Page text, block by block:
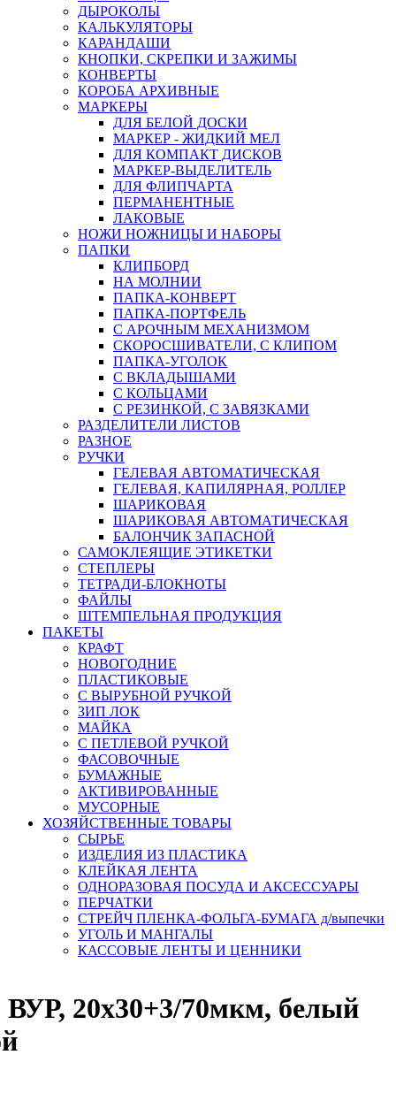
ДЫРОКОЛЫ
КАЛЬКУЛЯТОРЫ
КАРАНДАШИ
КНОПКИ, СКРЕПКИ И ЗАЖИМЫ
КОНВЕРТЫ
КОРОБА АРХИВНЫЕ
МАРКЕРЫ
ДЛЯ БЕЛОЙ ДОСКИ
МАРКЕР - ЖИДКИЙ МЕЛ
ДЛЯ КОМПАКТ ДИСКОВ
МАРКЕР-ВЫДЕЛИТЕЛЬ
ДЛЯ ФЛИПЧАРТА
ПЕРМАНЕНТНЫЕ
ЛАКОВЫЕ
НОЖИ НОЖНИЦЫ И НАБОРЫ
ПАПКИ
КЛИПБОРД
НА МОЛНИИ
ПАПКА-КОНВЕРТ
ПАПКА-ПОРТФЕЛЬ
С АРОЧНЫМ МЕХАНИЗМОМ
СКОРОСШИВАТЕЛИ, С КЛИПОМ
ПАПКА-УГОЛОК
С ВКЛАДЫШАМИ
С КОЛЬЦАМИ
С РЕЗИНКОЙ, С ЗАВЯЗКАМИ
РАЗДЕЛИТЕЛИ ЛИСТОВ
РАЗНОЕ
РУЧКИ
ГЕЛЕВАЯ АВТОМАТИЧЕСКАЯ
ГЕЛЕВАЯ, КАПИЛЯРНАЯ, РОЛЛЕР
ШАРИКОВАЯ
ШАРИКОВАЯ АВТОМАТИЧЕСКАЯ
БАЛОНЧИК ЗАПАСНОЙ
САМОКЛЕЯЩИЕ ЭТИКЕТКИ
СТЕПЛЕРЫ
ТЕТРАДИ-БЛОКНОТЫ
ФАЙЛЫ
ШТЕМПЕЛЬНАЯ ПРОДУКЦИЯ
ПАКЕТЫ
КРАФТ
НОВОГОДНИЕ
ПЛАСТИКОВЫЕ
С ВЫРУБНОЙ РУЧКОЙ
ЗИП ЛОК
МАЙКА
С ПЕТЛЕВОЙ РУЧКОЙ
ФАСОВОЧНЫЕ
БУМАЖНЫЕ
АКТИВИРОВАННЫЕ
МУСОРНЫЕ
ХОЗЯЙСТВЕННЫЕ ТОВАРЫ
СЫРЬЕ
ИЗДЕЛИЯ ИЗ ПЛАСТИКА
КЛЕЙКАЯ ЛЕНТА
ОДНОРАЗОВАЯ ПОСУДА И АКСЕССУАРЫ
ПЕРЧАТКИ
СТРЕЙЧ ПЛЕНКА-ФОЛЬГА-БУМАГА д/выпечки
УГОЛЬ И МАНГАЛЫ
КАССОВЫЕ ЛЕНТЫ И ЦЕННИКИ
20х30+3/70мкм, белый